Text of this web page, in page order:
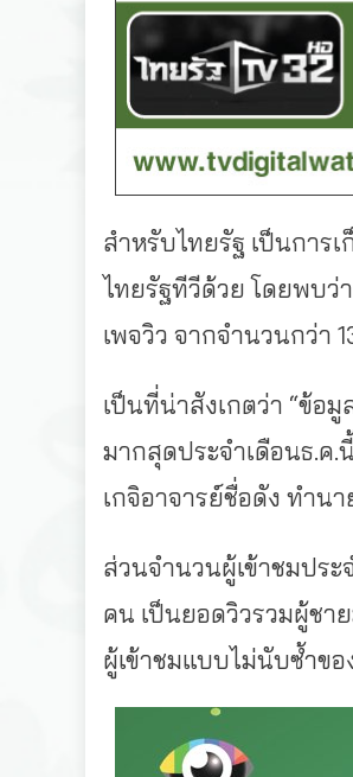
สำหรับไทยรัฐ เป็นการ
ไทยรัฐทีวีด้วย โดยพบว่
เพจวิว จากจำนวนกว่า
เป็นที่น่าสังเกตว่า “ข้อ
มากสุดประจำเดือนธ.ค
เกจิอาจารย์ชื่อดัง ทำน
ส่วนจำนวนผู้เข้าชมประ
คน เป็นยอดวิวรวมผู้ชา
ผู้เข้าชมแบบไม่นับซ้ำข